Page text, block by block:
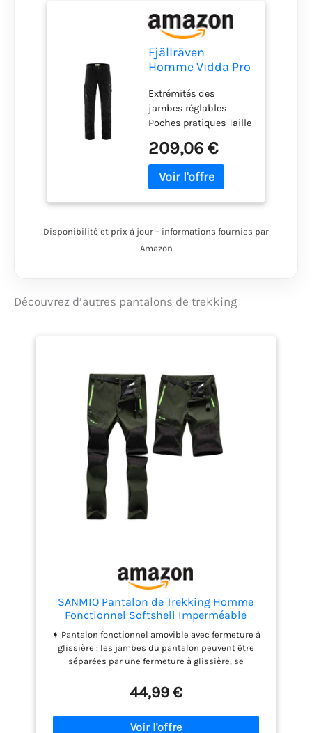
Fjällräven
Homme Vidda Pro
Black, 56/S
Extrémités des
jambes réglables
Poches pratiques Taille
Taille et coupe
normales
209,06 €
Disponibilité et prix à jour – informations fournies par
Amazon
Découvrez d’autres pantalons de trekking
SANMIO Pantalon de Trekking Homme
Fonctionnel Softshell Imperméable
D'extérieur Respirant Coupe-Vent Vert, M
➧ Pantalon fonctionnel amovible avec fermeture à
glissière : les jambes du pantalon peuvent être
séparées par une fermeture à glissière, se
long, adapté aux conditions extérieures et
météorologiques changeantes. ➧ Conception de la
combinaison d'extérieur pour hommes Conception
du tissu extensible au niveau du genou, durable et
44,99 €